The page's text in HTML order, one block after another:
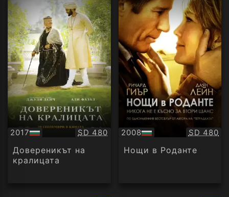
2017
БГ
аудио
Качество:
SD 480
Довереникът на
кралицата
2008
БГ
аудио
SD 480
Нощи в Роданте